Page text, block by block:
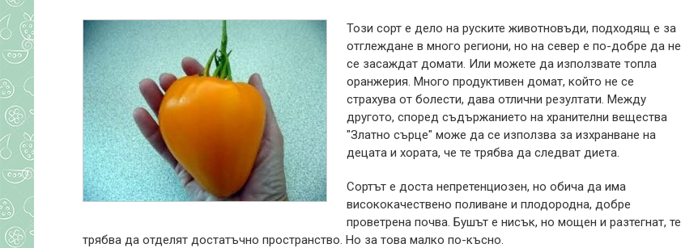
Този сорт е дело на руските животновъди, подходящ е за
отглеждане в много региони, но на север е по-добре да не
се засаждат домати. Или можете да използвате топла
оранжерия. Много продуктивен домат, който не се
страхува от болести, дава отлични резултати. Между
другото, според съдържанието на хранителни вещества
"Златно сърце" може да се използва за изхранване на
децата и хората, че те трябва да следват диета.
Сортът е доста непретенциозен, но обича да има
висококачествено поливане и плодородна, добре
проветрена почва. Бушът е нисък, но мощен и разтегнат, те
трябва да отделят достатъчно пространство. Но за това малко по-късно.